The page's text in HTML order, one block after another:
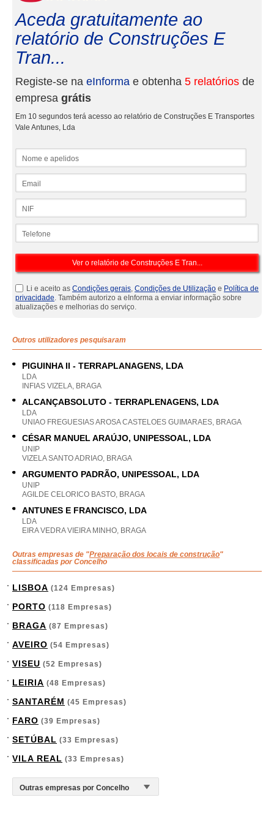
Aceda gratuitamente ao
relatório de Construções E
Tran...
Registe-se na eInforma e obtenha 5 relatórios de
empresa grátis
Em 10 segundos terá acesso ao relatório de Construções E Transportes
Vale Antunes, Lda
Li e aceito as Condições gerais, Condições de Utilização e Política de
privacidade. Também autorizo a eInforma a enviar informação sobre
atualizações e melhorias do serviço.
Outros utilizadores pesquisaram
PIGUINHA II - TERRAPLANAGENS, LDA
LDA
INFIAS VIZELA, BRAGA
ALCANÇABSOLUTO - TERRAPLENAGENS, LDA
LDA
UNIAO FREGUESIAS AROSA CASTELOES GUIMARAES, BRAGA
CÉSAR MANUEL ARAÚJO, UNIPESSOAL, LDA
UNIP
VIZELA SANTO ADRIAO, BRAGA
ARGUMENTO PADRÃO, UNIPESSOAL, LDA
UNIP
AGILDE CELORICO BASTO, BRAGA
ANTUNES E FRANCISCO, LDA
LDA
EIRA VEDRA VIEIRA MINHO, BRAGA
Outras empresas de "Preparação dos locais de construção"
classificadas por Concelho
LISBOA (124 Empresas)
PORTO (118 Empresas)
BRAGA (87 Empresas)
AVEIRO (54 Empresas)
VISEU (52 Empresas)
LEIRIA (48 Empresas)
SANTARÉM (45 Empresas)
FARO (39 Empresas)
SETÚBAL (33 Empresas)
VILA REAL (33 Empresas)